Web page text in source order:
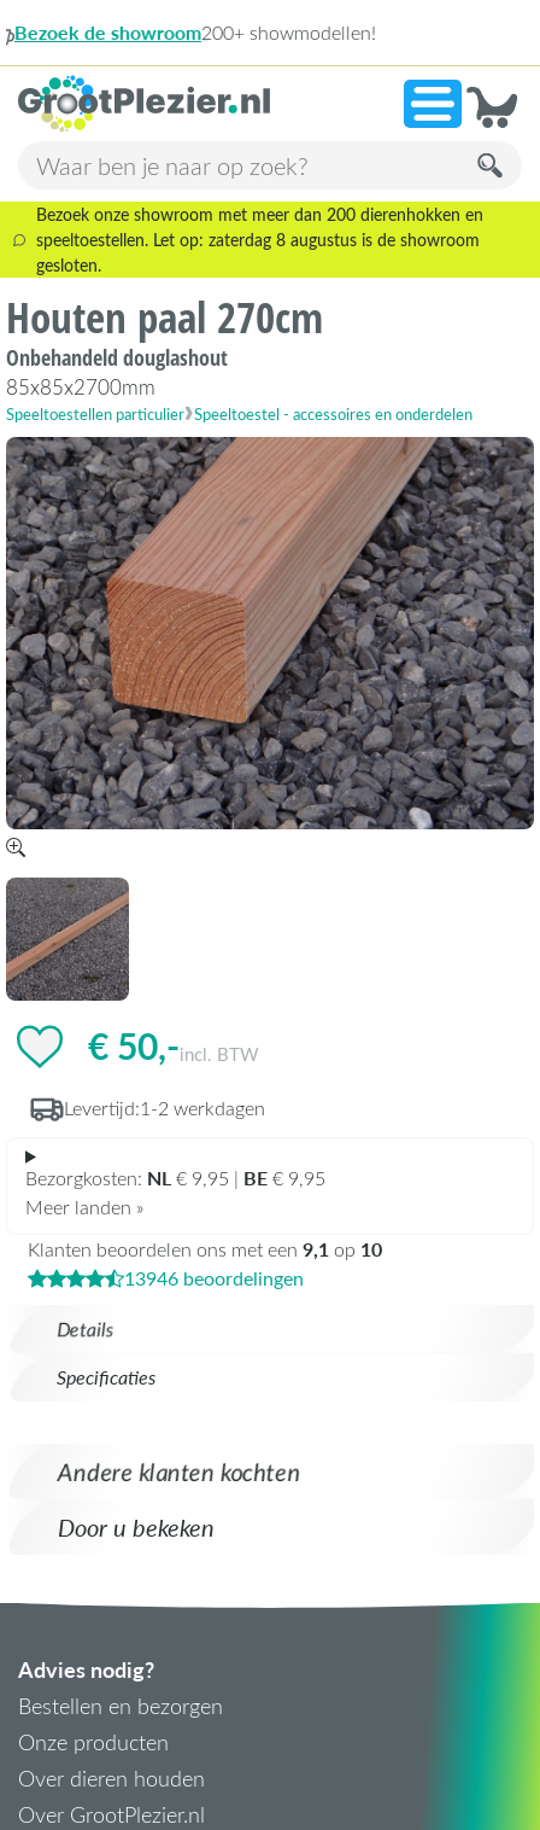
»
Bezoek onze showroom met meer dan 200 dierenhokken en
speeltoestellen. Let op: zaterdag 8 augustus is de showroom
gesloten.
Houten paal 270cm
Onbehandeld douglashout
85x85x2700mm
Speeltoestellen particulier Speeltoestel - accessoires en onderdelen
Details
Specificaties
€ 50,-incl. BTW
Levertijd:1-2 werkdagen
Bezorgkosten: NL€ 9,95 | BE€ 9,95
Meer landen »
Klanten beoordelen ons met een 9,1 op 10
13946 beoordelingen
Andere klanten kochten
Door u bekeken
Advies nodig?
Bestellen en bezorgen
Onze producten
Over dieren houden
Over GrootPlezier.nl